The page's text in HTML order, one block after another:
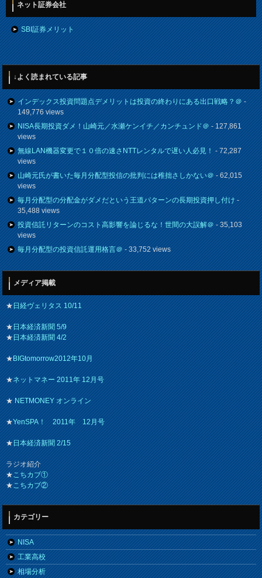
ネット証券会社
SBI証券メリット
↓よく読まれている記事
インデックス投資問題点デメリットは投資の終わりにある出口戦略？＠-
149,776 views
NISA長期投資ダメ！山崎元／水瀬ケンイチ／カンチュンド＠- 127,861
views
無線LAN機器変更で１０倍の速さNTTレンタルで遅い人必見！- 72,287
views
山崎元氏が書いた毎月分配型投信の批判には稚拙さしかない＠- 62,015
views
毎月分配型の分配金がダメだという王道パターンの長期投資押し付け-
35,488 views
投資信託リターンのコスト高影響を論じるな！世間の大誤解＠- 35,103
views
毎月分配型の投資信託運用格言＠- 33,752 views
メディア掲載
★日経ヴェリタス 10/11
★日本経済新聞 5/9
★日本経済新聞 4/2
★BIGtomorrow2012年10月
★ネットマネー 2011年 12月号
★NETMONEY オンライン
★YenSPA！ 2011年 12月号
★日本経済新聞 2/15
ラジオ紹介
★こちカブ①
★こちカブ②
カテゴリー
NISA
工業高校
相場分析